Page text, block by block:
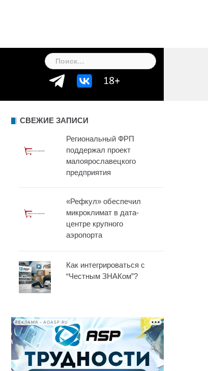
Найти:
СВЕЖИЕ ЗАПИСИ
Региональный ФРП
поддержал проект
малоярославецкого
предприятия
«Рефкул» обеспечил
микроклимат в дата-
центре крупного
аэропорта
Как интегрироваться с
“Честным ЗНАКом”?
РЕКЛАМА • AOASP.RU